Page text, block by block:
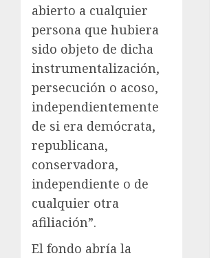
abierto a cualquier
persona que hubiera
sido objeto de dicha
instrumentalización,
persecución o acoso,
independientemente
de si era demócrata,
republicana,
conservadora,
independiente o de
cualquier otra
afiliación”.
El fondo abría la